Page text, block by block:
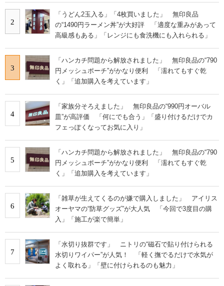
2
「うどん2玉入る」「4枚買いました」 無印良品
の“1490円ラーメン丼”が大好評 「適度な重みがあって
高級感もある」「レンジにも食洗機にも入れられる」
3
「ハンカチ問題から解放されました」 無印良品の“790
円メッシュポーチ”がかなり便利 「濡れてもすぐ乾
く」「追加購入を考えています」
4
「家族分そろえました」 無印良品の“990円オーバル
皿”が高評価 「何にでも合う」「盛り付けるだけでカ
フェっぽくなってお気に入り」
5
「ハンカチ問題から解放されました」 無印良品の“790
円メッシュポーチ”がかなり便利 「濡れてもすぐ乾
く」「追加購入を考えています」
6
「雑草が生えてくるのが嫌で購入しました」 アイリス
オーヤマの“防草グッズ”が大人気 「今回で3度目の購
入」「施工が楽で簡単」
7
「水切り抜群です」 ニトリの“磁石で貼り付けられる
水切りワイパー”が人気！ 「軽く撫でるだけで水気が
よく取れる」「壁に付けられるのも魅力」